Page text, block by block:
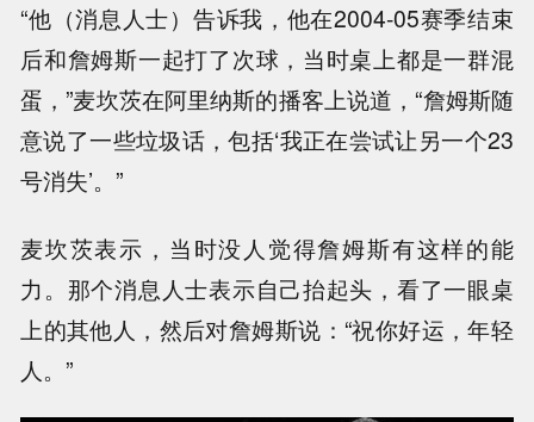
“他（消息人士）告诉我，他在2004-05赛季结束
后和詹姆斯一起打了次球，当时桌上都是一群混
蛋，”麦坎茨在阿里纳斯的播客上说道，“詹姆斯随
意说了一些垃圾话，包括‘我正在尝试让另一个23
号消失’。”
麦坎茨表示，当时没人觉得詹姆斯有这样的能
力。那个消息人士表示自己抬起头，看了一眼桌
上的其他人，然后对詹姆斯说：“祝你好运，年轻
人。”